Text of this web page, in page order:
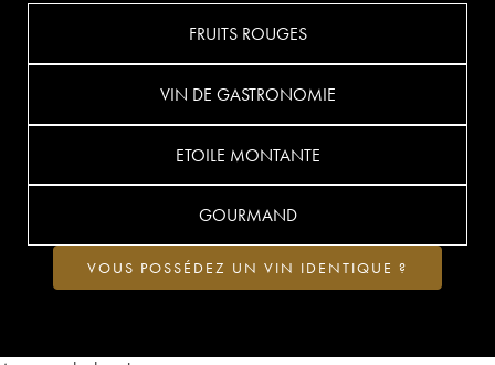
FRUITS ROUGES
VIN DE GASTRONOMIE
ETOILE MONTANTE
GOURMAND
VOUS POSSÉDEZ UN VIN IDENTIQUE ?